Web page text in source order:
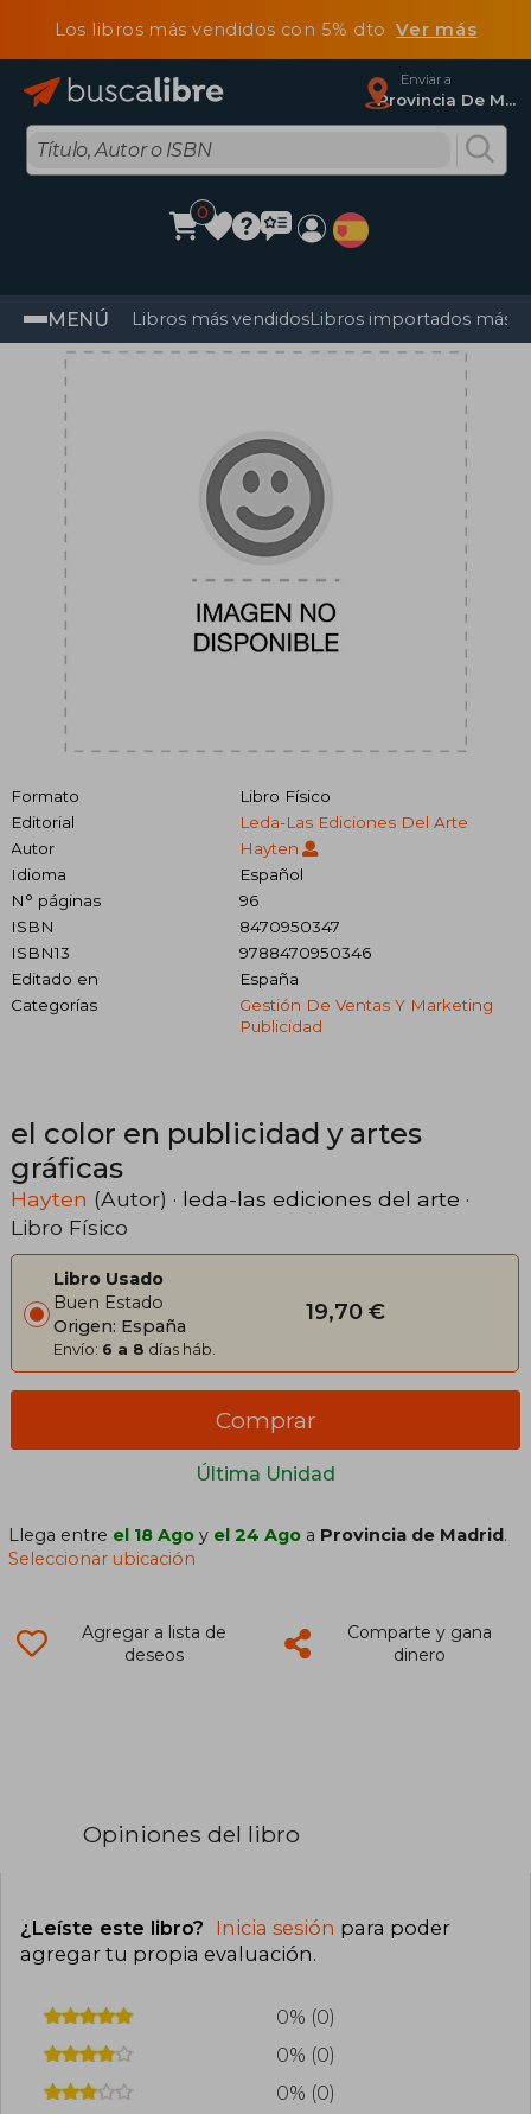
Los libros más vendidos con 5% dtoVer más
Enviar a
Provincia De Madrid
0
MENÚ Libros más vendidosLibros importados más
Formato
Libro Físico
Editorial
Leda-Las Ediciones Del Arte
Autor
Hayten
Idioma
Español
N° páginas
96
ISBN
8470950347
ISBN13
9788470950346
Editado en
España
Categorías
Gestión De Ventas Y Marketing
Publicidad
el color en publicidad y artes
gráficas
Hayten (Autor) · leda-las ediciones del arte ·
Libro Físico
Libro Usado
Buen Estado
Origen: España
Envío: 6 a 8 días háb.
19,70 €
Última Unidad
Comprar
Llega entre el 18 Ago y el 24 Ago a Provincia de Madrid.
Seleccionar ubicación
Agregar a lista de
deseos
Comparte y gana
dinero
Opiniones del libro
¿Leíste este libro? Inicia sesión para poder
agregar tu propia evaluación.
0% (0)
0% (0)
0% (0)